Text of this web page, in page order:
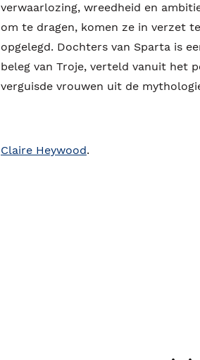
verwaarlozing, wreedheid en
om te dragen, komen ze in verzet
opgelegd. Dochters van Sparta is
beleg van Troje, verteld vanuit het
verguisde vrouwen uit de
Claire Heywood.